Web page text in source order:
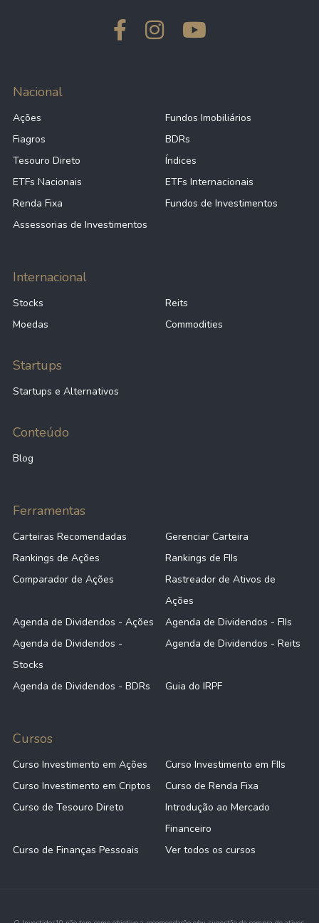
Nacional
Ações
Fundos Imobiliários
Fiagros
BDRs
Tesouro Direto
Índices
ETFs Nacionais
ETFs Internacionais
Renda Fixa
Fundos de Investimentos
Assessorias de Investimentos
Internacional
Stocks
Reits
Moedas
Commodities
Startups
Startups e Alternativos
Conteúdo
Blog
Ferramentas
Carteiras Recomendadas
Gerenciar Carteira
Rankings de Ações
Rankings de FIIs
Comparador de Ações
Rastreador de Ativos de
Ações
Agenda de Dividendos - Ações
Agenda de Dividendos - FIIs
Agenda de Dividendos -
Stocks
Agenda de Dividendos - Reits
Agenda de Dividendos - BDRs Guia do IRPF
Cursos
Curso Investimento em Ações
Curso Investimento em FIIs
Curso Investimento em Criptos
Curso de Renda Fixa
Curso de Tesouro Direto
Introdução ao Mercado
Financeiro
Curso de Finanças Pessoais
Ver todos os cursos